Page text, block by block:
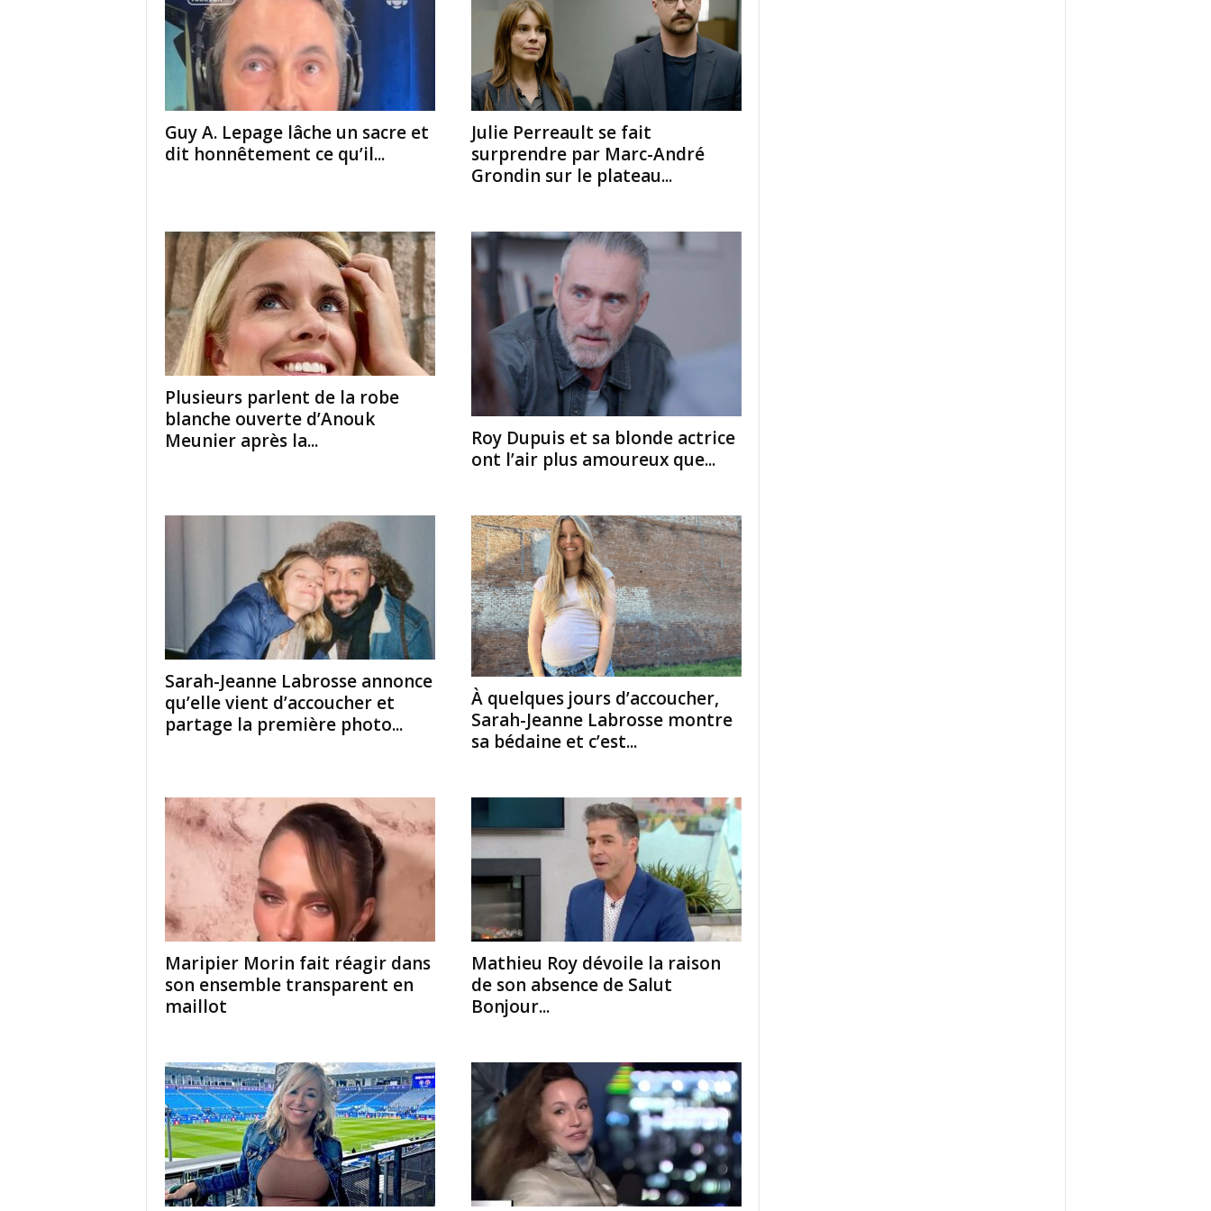
Guy A. Lepage lâche un sacre et
dit honnêtement ce qu’il...
Julie Perreault se fait
surprendre par Marc-André
Grondin sur le plateau...
Plusieurs parlent de la robe
blanche ouverte d’Anouk
Meunier après la...
Roy Dupuis et sa blonde actrice
ont l’air plus amoureux que...
Sarah-Jeanne Labrosse annonce
qu’elle vient d’accoucher et
partage la première photo...
À quelques jours d’accoucher,
Sarah-Jeanne Labrosse montre
sa bédaine et c’est...
Maripier Morin fait réagir dans
son ensemble transparent en
maillot
Mathieu Roy dévoile la raison
de son absence de Salut
Bonjour...